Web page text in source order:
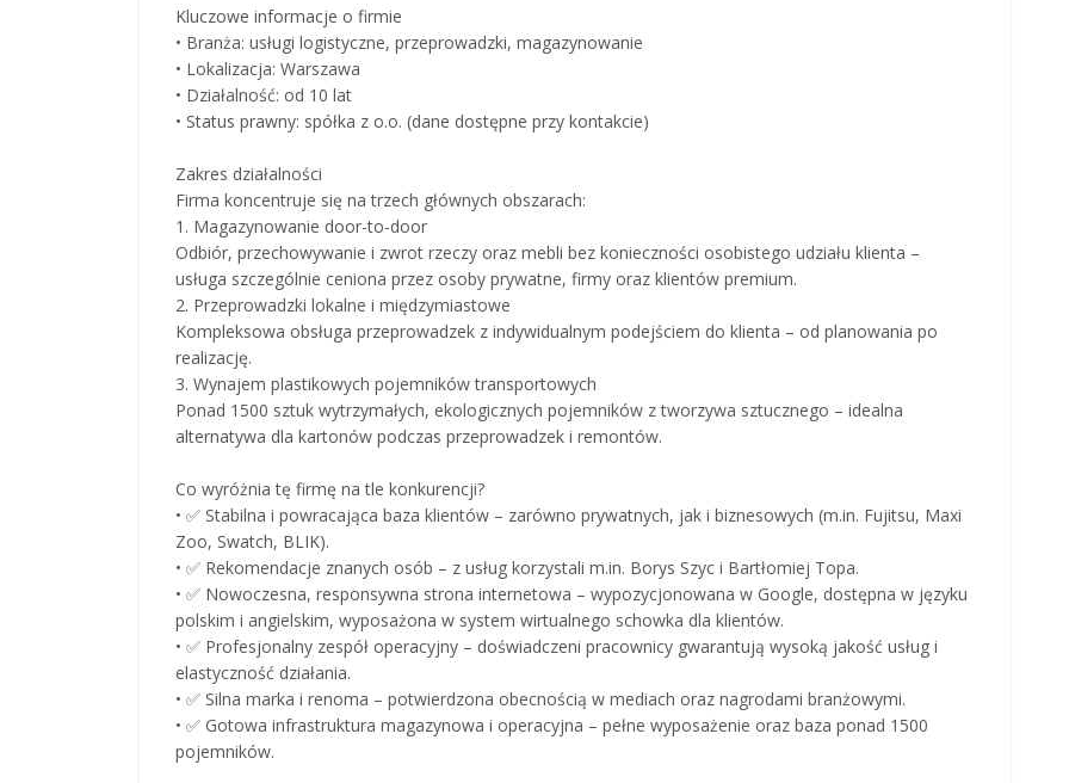
Kluczowe informacje o firmie
• Branża: usługi logistyczne, przeprowadzki, magazynowanie
• Lokalizacja: Warszawa
• Działalność: od 10 lat
• Status prawny: spółka z o.o. (dane dostępne przy kontakcie)
Zakres działalności
Firma koncentruje się na trzech głównych obszarach:
1. Magazynowanie door-to-door
Odbiór, przechowywanie i zwrot rzeczy oraz mebli bez konieczności osobistego udziału klienta –
usługa szczególnie ceniona przez osoby prywatne, firmy oraz klientów premium.
2. Przeprowadzki lokalne i międzymiastowe
Kompleksowa obsługa przeprowadzek z indywidualnym podejściem do klienta – od planowania po
realizację.
3. Wynajem plastikowych pojemników transportowych
Ponad 1500 sztuk wytrzymałych, ekologicznych pojemników z tworzywa sztucznego – idealna
alternatywa dla kartonów podczas przeprowadzek i remontów.
Co wyróżnia tę firmę na tle konkurencji?
• ✅ Stabilna i powracająca baza klientów – zarówno prywatnych, jak i biznesowych (m.in. Fujitsu, Maxi
Zoo, Swatch, BLIK).
• ✅ Rekomendacje znanych osób – z usług korzystali m.in. Borys Szyc i Bartłomiej Topa.
• ✅ Nowoczesna, responsywna strona internetowa – wypozycjonowana w Google, dostępna w języku
polskim i angielskim, wyposażona w system wirtualnego schowka dla klientów.
• ✅ Profesjonalny zespół operacyjny – doświadczeni pracownicy gwarantują wysoką jakość usług i
elastyczność działania.
• ✅ Silna marka i renoma – potwierdzona obecnością w mediach oraz nagrodami branżowymi.
• ✅ Gotowa infrastruktura magazynowa i operacyjna – pełne wyposażenie oraz baza ponad 1500
pojemników.